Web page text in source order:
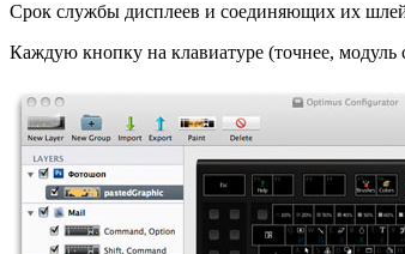
Срок службы дисплеев и соединяющих их
Каждую кнопку на клавиатуре (точнее,